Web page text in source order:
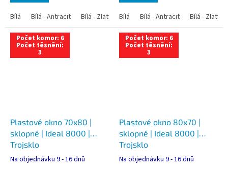
Bílá Bílá - Antracit Bílá - Zlatý dub Bílá - Tmavý dub Bílá -
Bílá Bílá - Antracit Bílá - Zlatý
Počet komor: 6
Počet těsnění:
3
Plastové okno 70x80 |
sklopné | Ideal 8000 |
Trojsklo
Na objednávku 9 - 16 dnů
Počet komor: 6
Počet těsnění:
3
Plastové okno 80x70 |
sklopné | Ideal 8000 |
Trojsklo
Na objednávku 9 - 16 dnů